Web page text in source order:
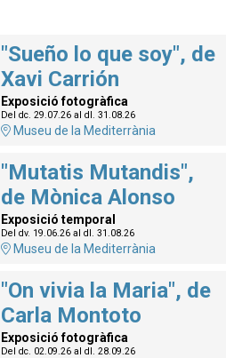
"Sueño lo que soy", de
Xavi Carrión
Exposició fotogràfica
Del dc. 29.07.26al dl. 31.08.26
Museu de la Mediterrània
"Mutatis Mutandis",
de Mònica Alonso
Exposició temporal
Del dv. 19.06.26al dl. 31.08.26
Museu de la Mediterrània
"On vivia la Maria", de
Carla Montoto
Exposició fotogràfica
Del dc. 02.09.26al dl. 28.09.26